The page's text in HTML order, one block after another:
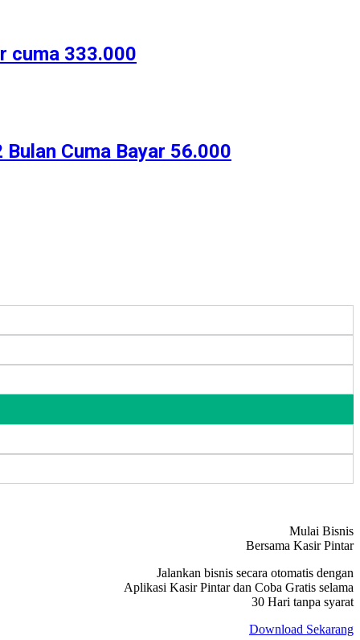
cuma 333.000
Cuma Bayar 56.000
Mulai Bisnis
Bersama Kasir Pintar
Jalankan bisnis secara otomatis dengan
Aplikasi Kasir Pintar dan Coba Gratis selama
30 Hari tanpa syarat
Download Sekarang